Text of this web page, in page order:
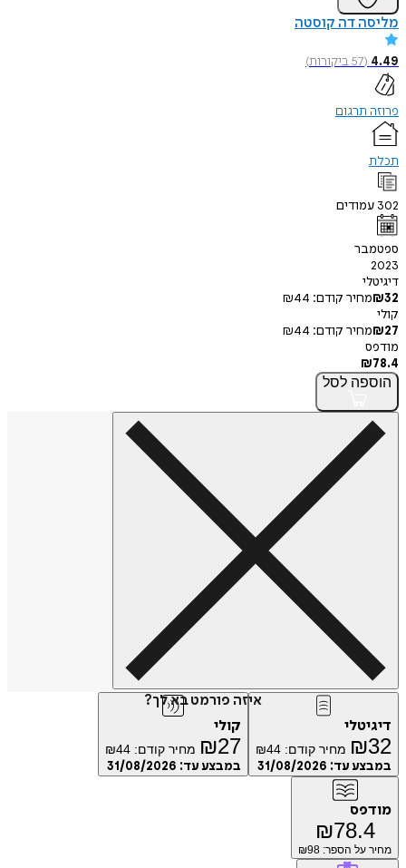
מליסה דה קוסטה
4.49
(
57ביקורות)
פרוזה תרגום
תכלת
302 עמודים
ספטמבר
2023
דיגיטלי
₪32 מחיר קודם: ₪44
קולי
₪27 מחיר קודם: ₪44
מודפס
₪78.4
הוספה לסל
איזה פורמט בא לך?
דיגיטלי
₪32 מחיר קודם: ₪44
במבצע עד: 31/08/2026
קולי
₪27 מחיר קודם: ₪44
במבצע עד: 31/08/2026
מודפס
₪78.4
מחיר על הספר: ₪ 98